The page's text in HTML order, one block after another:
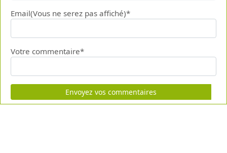
Email(Vous ne serez pas affiché)*
Votre commentaire*
Envoyez vos commentaires